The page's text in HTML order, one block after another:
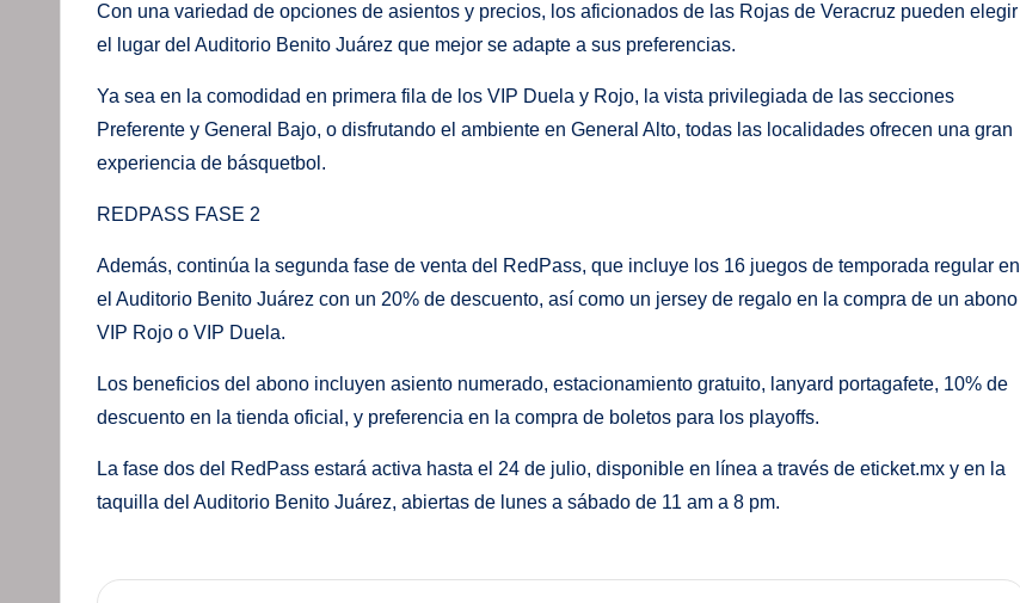
Con una variedad de opciones de asientos y precios, los aficionados de las Rojas de Veracruz pueden elegir
el lugar del Auditorio Benito Juárez que mejor se adapte a sus preferencias.
Ya sea en la comodidad en primera fila de los VIP Duela y Rojo, la vista privilegiada de las secciones
Preferente y General Bajo, o disfrutando el ambiente en General Alto, todas las localidades ofrecen una gran
experiencia de básquetbol.
REDPASS FASE 2
Además, continúa la segunda fase de venta del RedPass, que incluye los 16 juegos de temporada regular en
el Auditorio Benito Juárez con un 20% de descuento, así como un jersey de regalo en la compra de un abono
VIP Rojo o VIP Duela.
Los beneficios del abono incluyen asiento numerado, estacionamiento gratuito, lanyard portagafete, 10% de
descuento en la tienda oficial, y preferencia en la compra de boletos para los playoffs.
La fase dos del RedPass estará activa hasta el 24 de julio, disponible en línea a través de eticket.mx y en la
taquilla del Auditorio Benito Juárez, abiertas de lunes a sábado de 11 am a 8 pm.